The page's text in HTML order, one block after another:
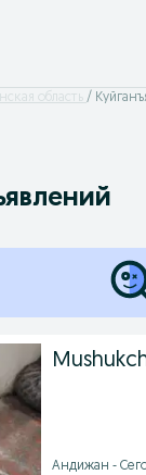
область
Андижан -